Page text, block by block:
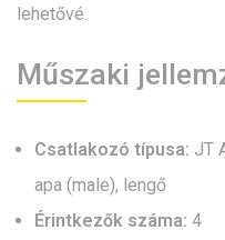
lehetővé.
Műszaki
Csatlakozó típusa: JT
apa (male), lengő
Érintkezők száma: 4